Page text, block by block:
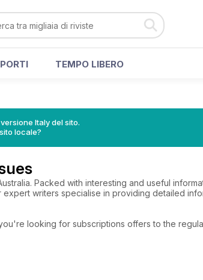
TEMPO LIBERO
Italy del sito.
locale?
Packed with interesting and useful
writers specialise in providing detailed
looking for subscriptions offers to the